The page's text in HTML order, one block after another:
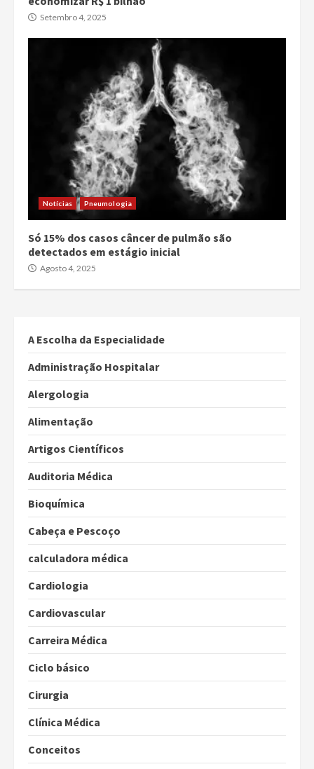
Setembro 4, 2025
Notícias Pneumologia
Só 15% dos casos câncer de pulmão são
detectados em estágio inicial
Agosto 4, 2025
A Escolha da Especialidade
Administração Hospitalar
Alergologia
Alimentação
Artigos Científicos
Auditoria Médica
Bioquímica
Cabeça e Pescoço
calculadora médica
Cardiologia
Cardiovascular
Carreira Médica
Ciclo básico
Cirurgia
Clínica Médica
Conceitos